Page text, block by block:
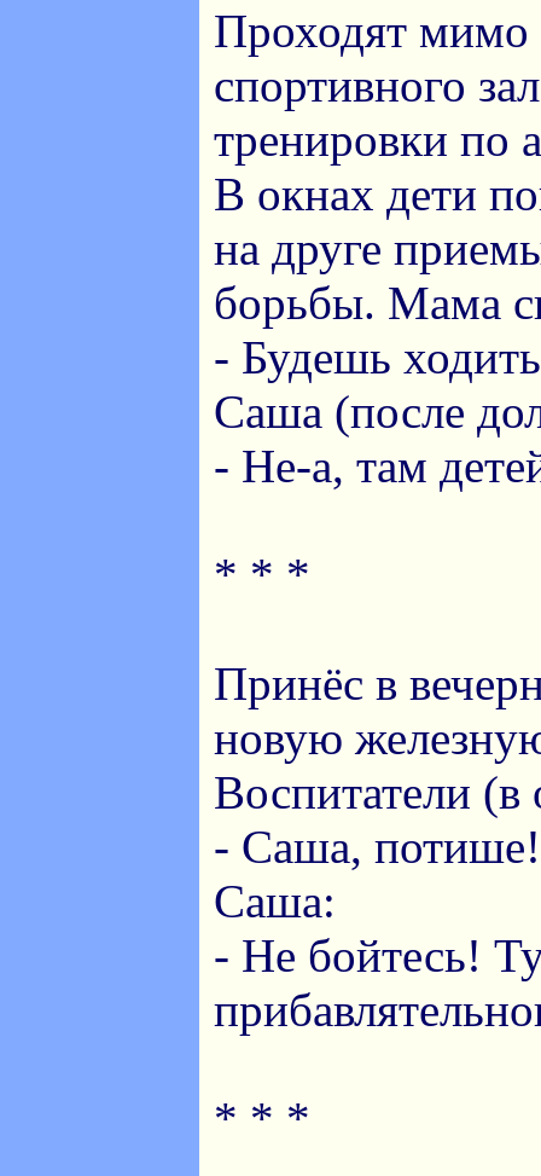
Проходят мимо
спортивного
тренировки по
В окнах дети
на друге
борьбы. Мама
- Будешь
Саша (после
- Не-а, там
* * *
Принёс в
новую
Воспитатели (в
- Саша, потише!
Саша:
- Не бойтесь!
* * *